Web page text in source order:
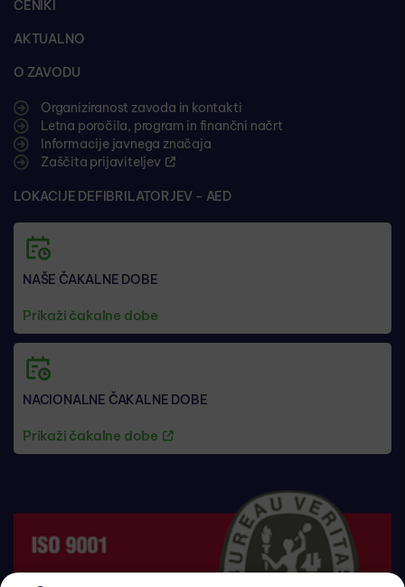
CENIKI
AKTUALNO
O ZAVODU
Organiziranost zavoda in kontakti
Letna poročila, program in finančni načrt
Informacije javnega značaja
Zaščita prijaviteljev
LOKACIJE DEFIBRILATORJEV - AED
NAŠE ČAKALNE DOBE
Prikaži čakalne dobe
NACIONALNE ČAKALNE DOBE
Prikaži čakalne dobe